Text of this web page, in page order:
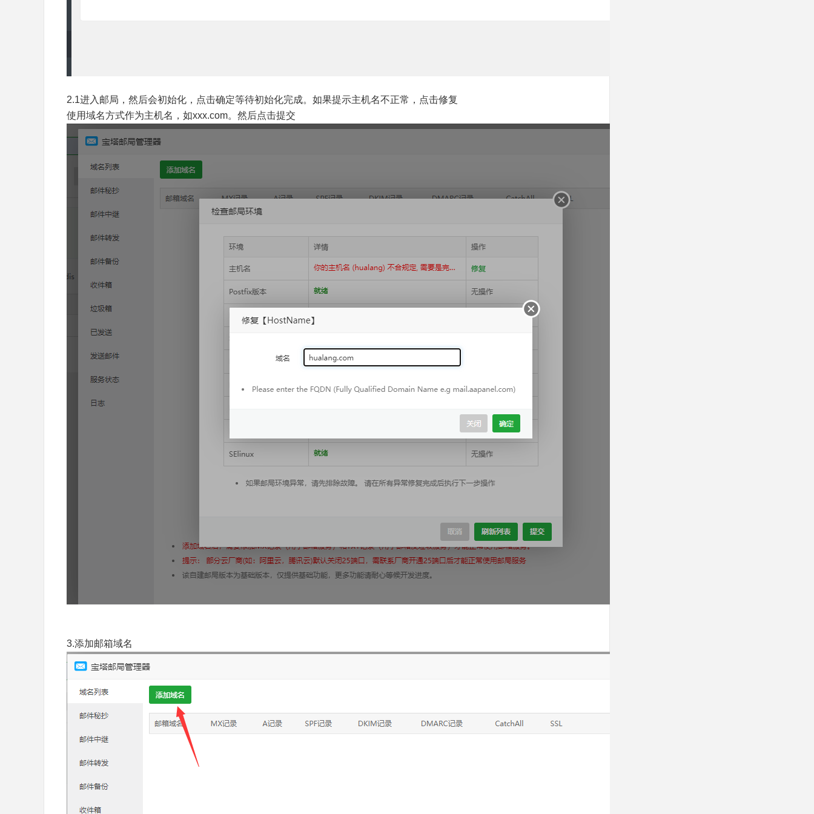
2.1进入邮局，然后会初始化，点击确定等待初始化完成。如果提示主机名不正常，点击修复
使用域名方式作为主机名，如xxx.com。然后点击提交
3.添加邮箱域名